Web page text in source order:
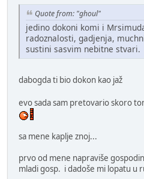
Quote from: "ghoul"
jedino dokoni komi i
radoznalosti, gadjenja,
sustini sasvim nebitne stvari.
dabogda ti bio dokon kao jaž
evo sada sam pretovario skoro
sa mene kaplje znoj...
prvo od mene napraviše
mladi gosp. i dadoše mi lopatu u